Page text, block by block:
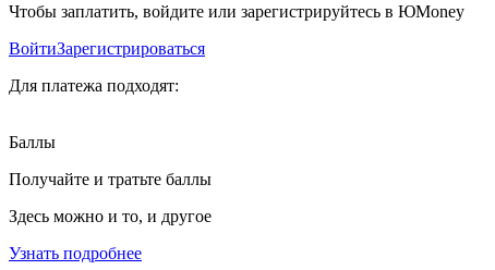
Чтобы заплатить, войдите или зарегистрируйтесь в ЮMoney
ВойтиЗарегистрироваться
Для платежа подходят:
Баллы
Получайте и тратьте баллы
Здесь можно и то, и другое
Узнать подробнее